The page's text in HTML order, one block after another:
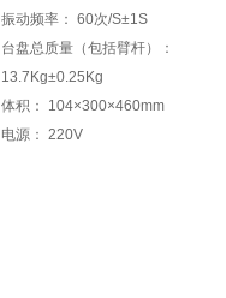
振动频率： 60次/S±1S
台盘总质量（包括臂杆）：
13.7Kg±0.25Kg
体积： 104×300×460mm
电源： 220V